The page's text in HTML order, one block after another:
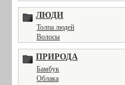
ЛЮДИ
Толпа людей
Волосы
ПРИРОДА
Бамбук
Облака